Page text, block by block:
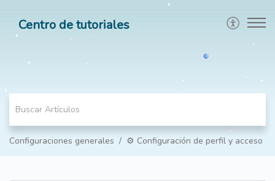
Centro de tutoriales
Configuraciones generales ⚙️ Configuración de perfil y acceso